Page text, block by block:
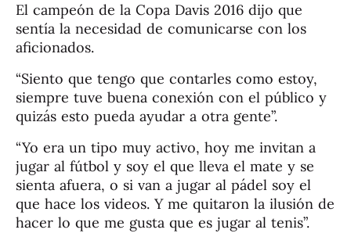
El campeón de la Copa Davis 2016 dijo que
sentía la necesidad de comunicarse con los
aficionados.
“Siento que tengo que contarles como estoy,
siempre tuve buena conexión con el público y
quizás esto pueda ayudar a otra gente”.
“Yo era un tipo muy activo, hoy me invitan a
jugar al fútbol y soy el que lleva el mate y se
sienta afuera, o si van a jugar al pádel soy el
que hace los videos. Y me quitaron la ilusión de
hacer lo que me gusta que es jugar al tenis”.